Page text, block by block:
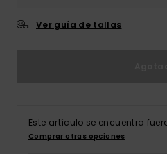
Ver guía de tallas
Este artículo se encuentra
Comprar otras opciones